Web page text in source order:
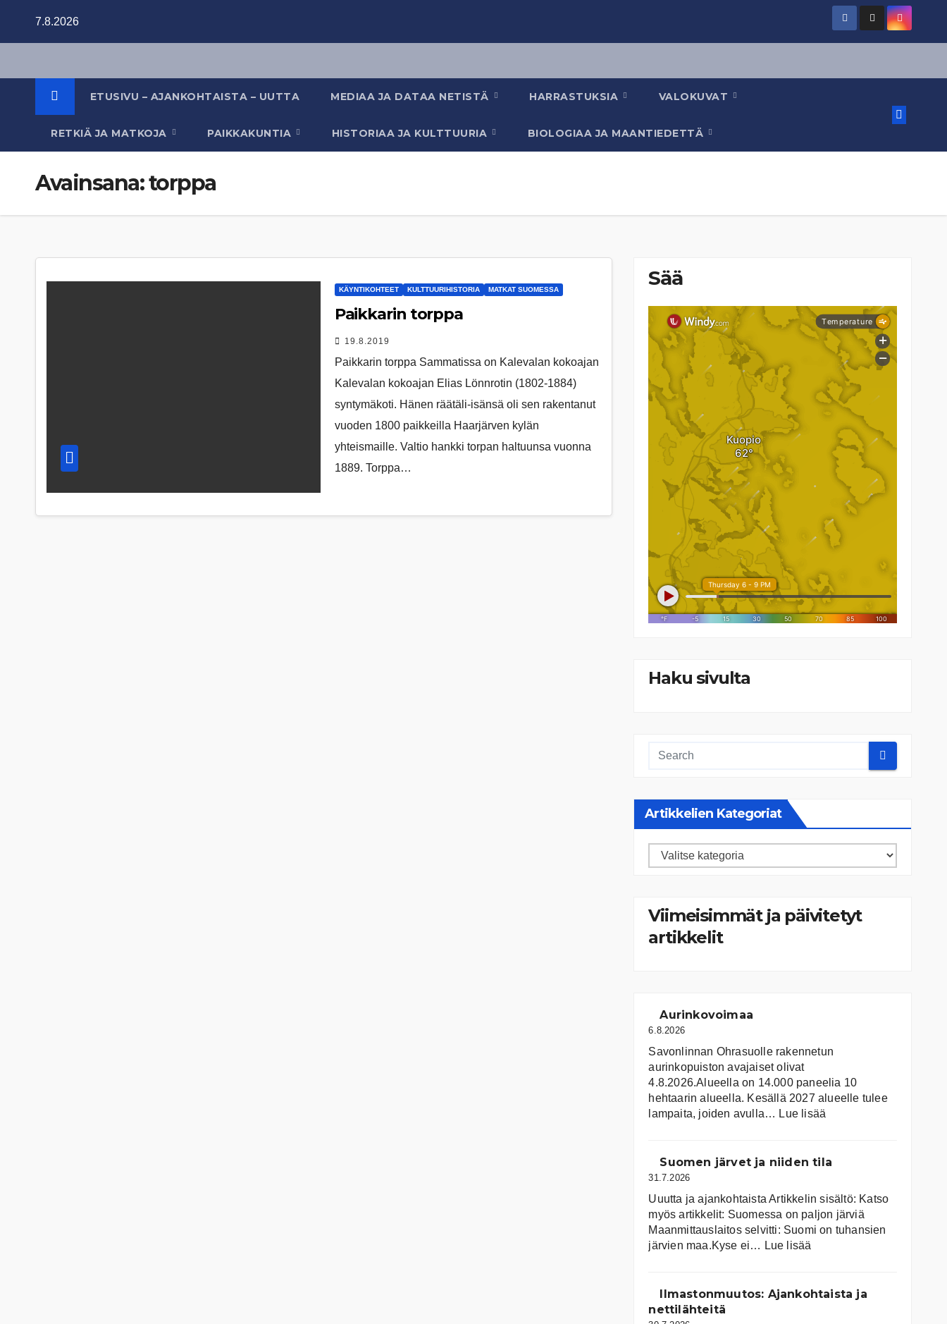
7.8.2026
ETUSIVU – AJANKOHTAISTA – UUTTA MEDIAA JA DATAA NETISTÄ HARRASTUKSIA VALOKUVAT
RETKIÄ JA MATKOJA PAIKKAKUNTIA HISTORIAA JA KULTTUURIA BIOLOGIAA JA MAANTIEDETTÄ
Avainsana:torppa
KÄYNTIKOHTEET KULTTUURIHISTORIA MATKAT SUOMESSA
Paikkarin torppa
19.8.2019
Paikkarin torppa Sammatissa on Kalevalan kokoajan
Kalevalan kokoajan Elias Lönnrotin (1802-1884)
syntymäkoti. Hänen räätäli-isänsä oli sen rakentanut
vuoden 1800 paikkeilla Haarjärven kylän
yhteismaille. Valtio hankki torpan haltuunsa vuonna
1889. Torppa…
Sää
Haku sivulta
Artikkelien Kategoriat
Artikkelien
Viimeisimmät ja päivitetyt
artikkelit
Aurinkovoimaa
6.8.2026
Savonlinnan Ohrasuolle rakennetun
aurinkopuiston avajaiset olivat
4.8.2026.Alueella on 14.000 paneelia 10
hehtaarin alueella. Kesällä 2027 alueelle tulee
lampaita, joiden avulla… Lue lisää
Suomen järvet ja niiden tila
31.7.2026
Uuutta ja ajankohtaista Artikkelin sisältö: Katso
myös artikkelit: Suomessa on pal­jon jär­viä
Maanmittauslaitos selvitti: Suomi on tuhansien
järvien maa.Kyse ei… Lue lisää
ja
Ilmastonmuutos: Ajankohtaista ja
nettilähteitä